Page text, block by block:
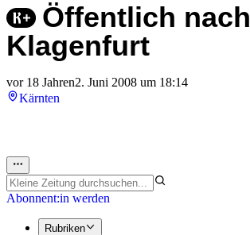
Öffentlich nach
Klagenfurt
vor 18 Jahren2. Juni 2008 um 18:14
Kärnten
Abonnent:in werden
Rubriken